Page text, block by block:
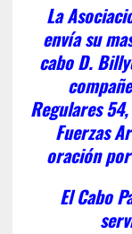
La
envía su
cabo D.
Regulares
Fuerzas
oración
El Cabo